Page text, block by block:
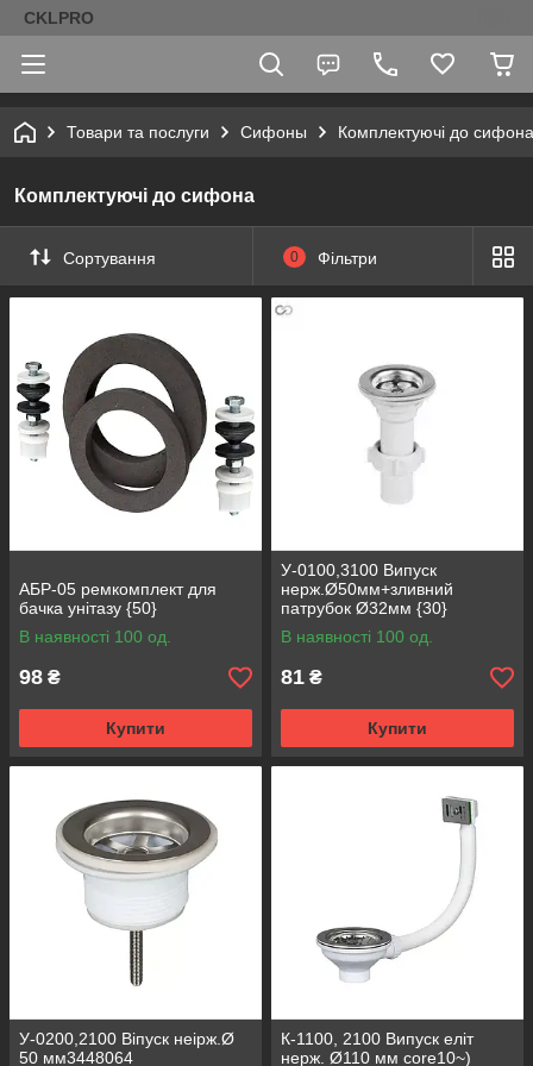
CKLPRO
Товари та послуги Сифоны Комплектуючі до сифона
Комплектуючі до сифона
Сортування 0 Фільтри
АБР-05 ремкомплект для
бачка унітазу {50}
В наявності 100 од.
98 ₴
Купити
У-0100,3100 Випуск
нерж.Ø50мм+зливний
патрубок Ø32мм {30}
В наявності 100 од.
81 ₴
Купити
У-0200,2100 Віпуск неірж.Ø
50 мм3448064
К-1100, 2100 Випуск еліт
нерж. Ø110 мм core10~)